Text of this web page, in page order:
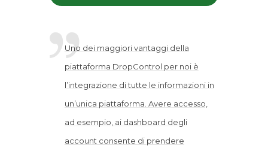
Uno dei maggiori vantaggi della
piattaforma DropControl per noi è
l’integrazione di tutte le informazioni in
un’unica piattaforma. Avere accesso,
ad esempio, ai dashboard degli
account consente di prendere